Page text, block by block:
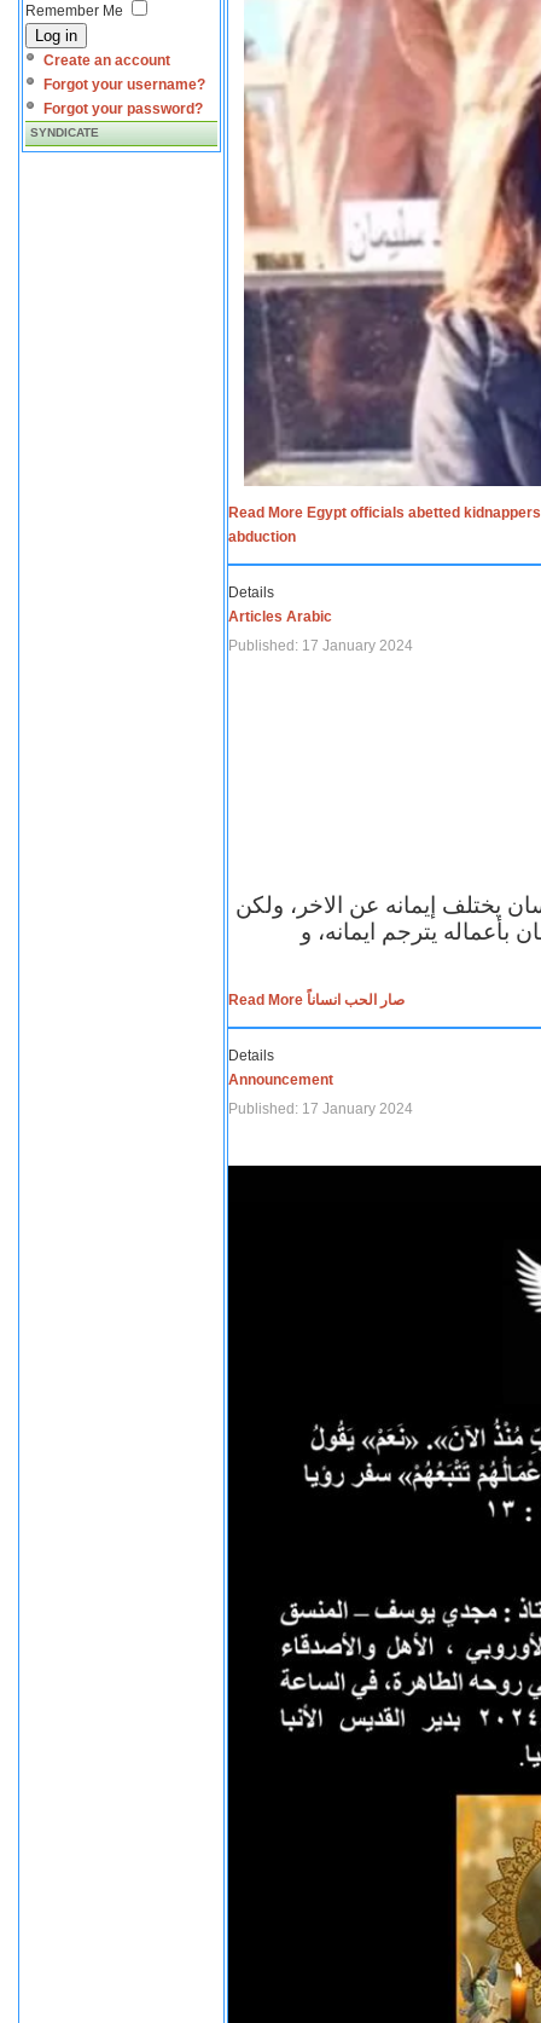
Remember Me
Log in
Create an account
Forgot your username?
Forgot your password?
SYNDICATE
Read More Egypt officials abetted
abduction
Details
Articles Arabic
Published: 17 January 2024
يختلف إيمانه عن الاخر، ولكن
بأعماله يترجم ايمانه، و
Read More صار الحب انساناً
Details
Announcement
Published: 17 January 2024